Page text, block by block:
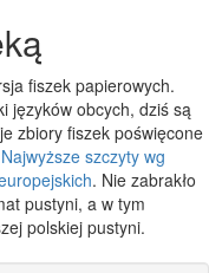
fiszek papierowych.
języków obcych, dziś są
zbiory fiszek poświęcone
Najwyższe szczyty wg
. Nie zabrakło
pustyni, a w tym
polskiej pustyni.